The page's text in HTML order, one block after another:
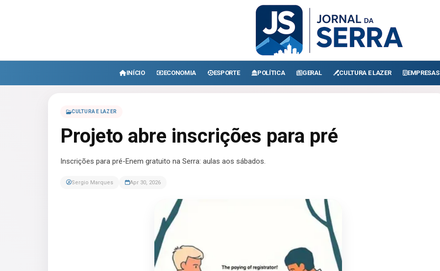
INÍCIO ECONOMIA ESPORTE POLÍTICA GERAL CULTURA E LAZER EMPRESAS
CULTURA E LAZER
Projeto abre inscrições para pré
Inscrições para pré-Enem gratuito na Serra: aulas aos sábados.
Sergio Marques Apr 30, 2026